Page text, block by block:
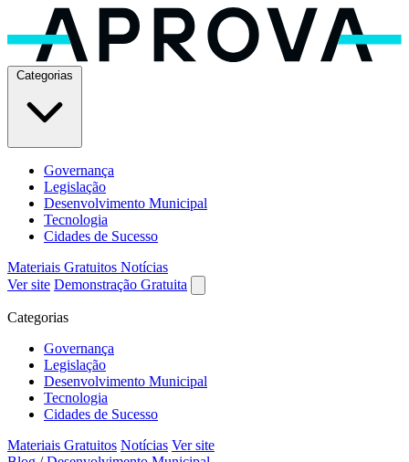
Governança
Legislação
Desenvolvimento Municipal
Tecnologia
Cidades de Sucesso
Materiais Gratuitos Notícias
Ver site Demonstração Gratuita
Categorias
Governança
Legislação
Desenvolvimento Municipal
Tecnologia
Cidades de Sucesso
Materiais Gratuitos Notícias Ver site